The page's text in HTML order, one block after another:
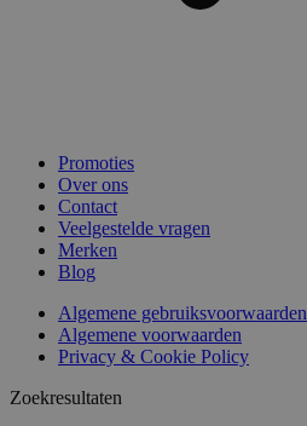
Promoties
Over ons
Contact
Veelgestelde vragen
Merken
Blog
Algemene gebruiksvoorwaarden
Algemene voorwaarden
Privacy & Cookie Policy
Zoekresultaten